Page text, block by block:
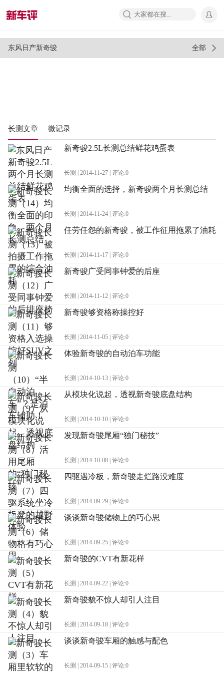
推荐 全部
东风日产新奇骏
长测文章 微记录
新奇骏2.5L长测总结鲜花鸡蛋表
长测 | 2014-11-27 | 评论:0
均衡全面的选择，新奇骏两个月长测总结
长测 | 2014-11-24 | 评论:0
任劳任怨的新奇骏，被工作征用拖累了油耗
长测 | 2014-11-17 | 评论:0
新奇骏广受同事钟爱的后座
长测 | 2014-11-12 | 评论:0
新奇骏够资格称操控好
长测 | 2014-11-05 | 评论:0
体验新奇骏的自动泊车功能
长测 | 2014-10-13 | 评论:0
从模块化说起，透视新奇骏底盘结构
长测 | 2014-10-10 | 评论:0
发现新奇骏尾厢“独门秘技”
长测 | 2014-10-08 | 评论:0
四驱遇冷板，新奇骏走烂路没难度
长测 | 2014-09-29 | 评论:0
谈谈新奇骏储物上的巧心思
长测 | 2014-09-25 | 评论:0
新奇骏的CVT有新花样
长测 | 2014-09-22 | 评论:0
新奇骏貌不惊人却引人注目
长测 | 2014-09-18 | 评论:0
谈谈新奇骏车厢的触感与配色
长测 | 2014-09-15 | 评论:0